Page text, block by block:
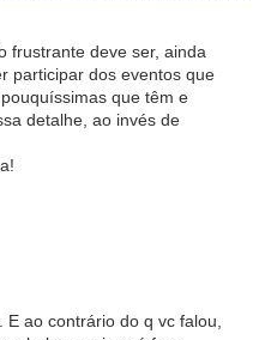
frustrante deve ser, ainda
participar dos eventos que
que têm e
detalhe, ao invés de
ao contrário do q vc falou,